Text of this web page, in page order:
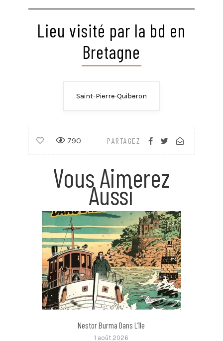
Lieu visité par la bd en
Bretagne
Saint-Pierre-Quiberon
PARTAGEZ
790
Vous Aimerez
Aussi
Nestor Burma Dans L’île
1 août 2026